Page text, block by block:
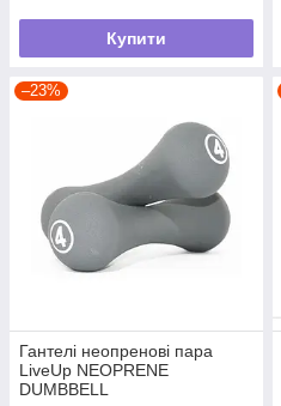
Купити
–23%
Гантелі неопренові пара
LiveUp NEOPRENE
DUMBBELL